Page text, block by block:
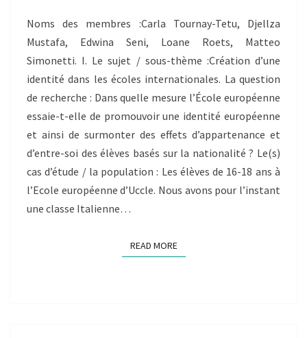
ÉCOLES
INTERNATIONALES
Noms des membres :Carla Tournay-Tetu, Djellza
Mustafa, Edwina Seni, Loane Roets, Matteo
Simonetti. I. Le sujet / sous-thème :Création d’une
identité dans les écoles internationales. La question
de recherche : Dans quelle mesure l’École européenne
essaie-t-elle de promouvoir une identité européenne
et ainsi de surmonter des effets d’appartenance et
d’entre-soi des élèves basés sur la nationalité ? Le(s)
cas d’étude / la population : Les élèves de 16-18 ans à
l’Ecole européenne d’Uccle. Nous avons pour l’instant
une classe Italienne…
READ MOREREAD MORE